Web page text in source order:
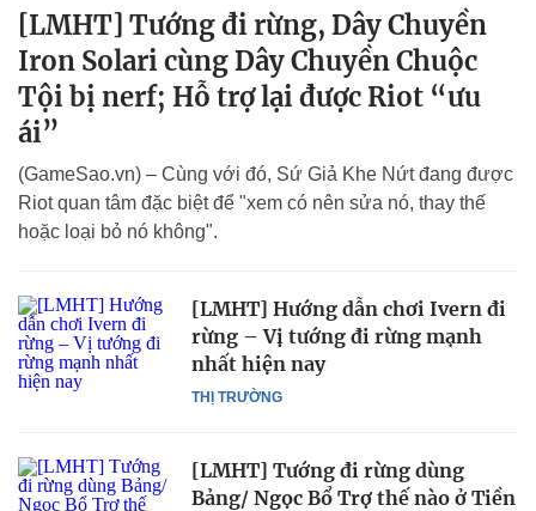
[LMHT] Tướng đi rừng, Dây Chuyền
Iron Solari cùng Dây Chuyền Chuộc
Tội bị nerf; Hỗ trợ lại được Riot “ưu
ái”
(GameSao.vn) – Cùng với đó, Sứ Giả Khe Nứt đang được
Riot quan tâm đặc biệt để "xem có nên sửa nó, thay thế
hoặc loại bỏ nó không".
THỊ TRƯỜNG
[LMHT] Hướng dẫn chơi Ivern đi
rừng – Vị tướng đi rừng mạnh
nhất hiện nay
[LMHT] Tướng đi rừng dùng
Bảng/ Ngọc Bổ Trợ thế nào ở Tiền